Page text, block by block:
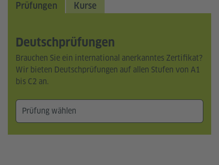
Prüfungen Kurse
Deutschprüfungen
Brauchen Sie ein international anerkanntes Zertifikat?
Wir bieten Deutschprüfungen auf allen Stufen von A1
bis C2 an.